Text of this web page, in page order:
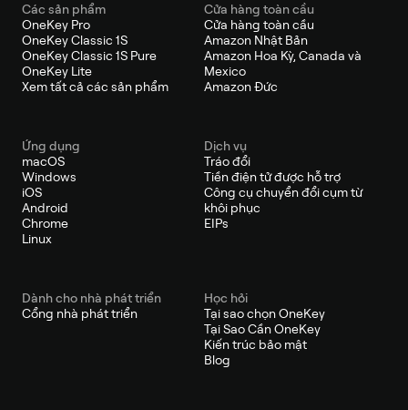
Các sản phẩm
OneKey Pro
OneKey Classic 1S
OneKey Classic 1S Pure
OneKey Lite
Xem tất cả các sản phẩm
Cửa hàng toàn cầu
Cửa hàng toàn cầu
Amazon Nhật Bản
Amazon Hoa Kỳ, Canada và
Mexico
Amazon Đức
Ứng dụng
macOS
Windows
iOS
Android
Chrome
Linux
Dịch vụ
Tráo đổi
Tiền điện tử được hỗ trợ
Công cụ chuyển đổi cụm từ
khôi phục
EIPs
Dành cho nhà phát triển
Cổng nhà phát triển
Học hỏi
Tại sao chọn OneKey
Tại Sao Cần OneKey
Kiến trúc bảo mật
Blog